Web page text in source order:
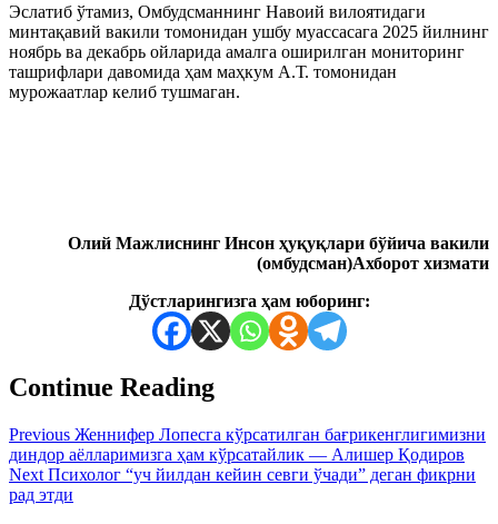
Эслатиб ўтамиз, Омбудсманнинг Навоий вилоятидаги
минтақавий вакили томонидан ушбу муассасага 2025 йилнинг
ноябрь ва декабрь ойларида амалга оширилган мониторинг
ташрифлари давомида ҳам маҳкум А.Т. томонидан
мурожаатлар келиб тушмаган.
Олий Мажлиснинг Инсон ҳуқуқлари бўйича вакили
(омбудсман)Ахборот хизмати
Дўстларингизга ҳам юборинг:
Continue Reading
Previous Женнифер Лопесга кўрсатилган бағрикенглигимизни
диндор аёлларимизга ҳам кўрсатайлик — Алишер Қодиров
Next Психолог “уч йилдан кейин севги ўчади” деган фикрни
рад этди